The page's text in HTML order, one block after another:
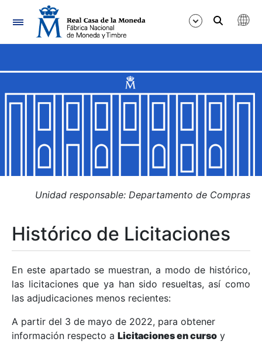
Navegación
Mostrar/Ocultar
Mostrar/Ocultar
Mostrar/Ocultar
Mostrar/Ocultar
Mostrar/Ocultar
Mostrar/Ocultar
Unidad responsable: Departamento de Compras
Histórico de Licitaciones
En este apartado se muestran, a modo de histórico,
las licitaciones que ya han sido resueltas, así como
las adjudicaciones menos recientes:
A partir del 3 de mayo de 2022, para obtener
información respecto a Licitaciones en curso y